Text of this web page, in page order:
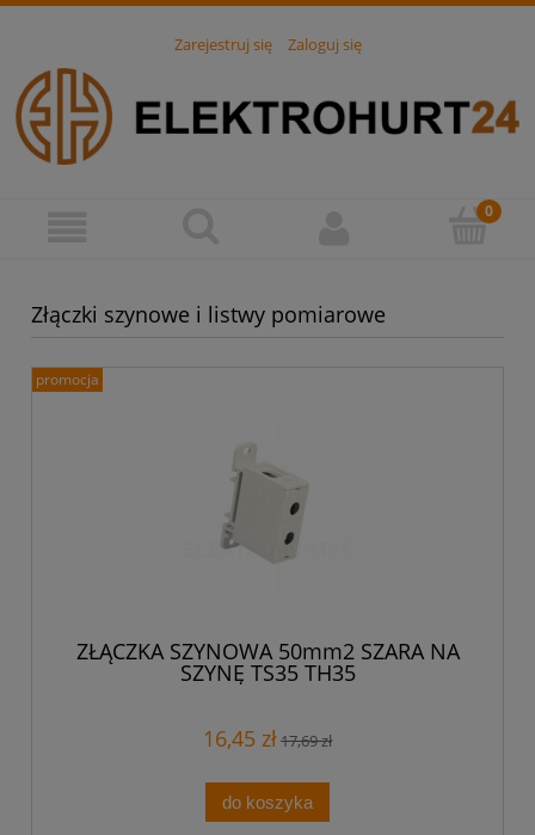
Zarejestruj się Zaloguj się
Złączki szynowe i listwy pomiarowe
ZŁĄCZKA SZYNOWA 50mm2 SZARA NA
SZYNĘ TS35 TH35
16,45 zł17,69 zł
do koszyka
promocja